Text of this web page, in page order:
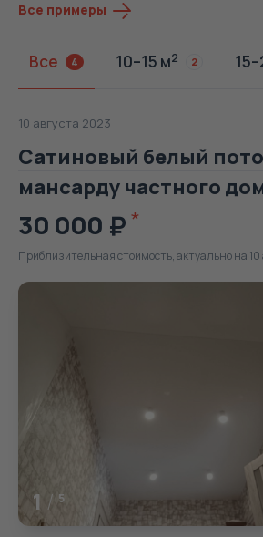
Все примеры
Все 4 10–15 м2 2
10 августа 2023
Сатиновый белый
мансарду частного
30 000
Приблизительная стоимость, актуально на 10
1 / 5